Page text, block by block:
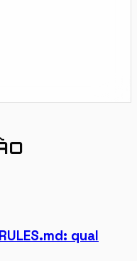
qual